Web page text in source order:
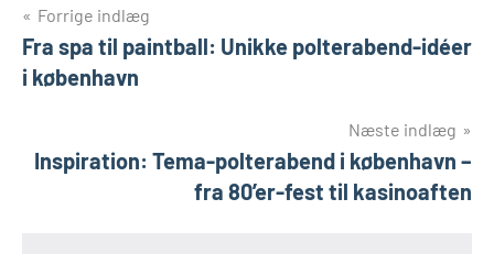
Indlægsnavigation
Forrige indlæg
Fra spa til paintball: Unikke polterabend-idéer
i københavn
Næste indlæg
Inspiration: Tema-polterabend i københavn –
fra 80’er-fest til kasinoaften